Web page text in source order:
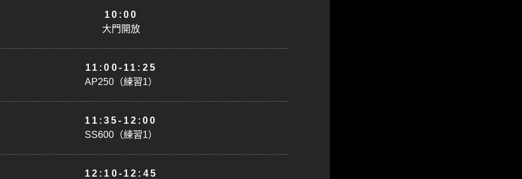
10:00
大門開放
11:00-11:25
AP250（練習1）
11:35-12:00
SS600（練習1）
12:10-12:45